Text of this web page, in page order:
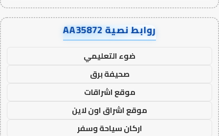
روابط نصية AA35872
ضوء التعليمي
صحيفة برق
موقع اشراقات
موقع اشراق اون لاين
اركان سياحة وسفر